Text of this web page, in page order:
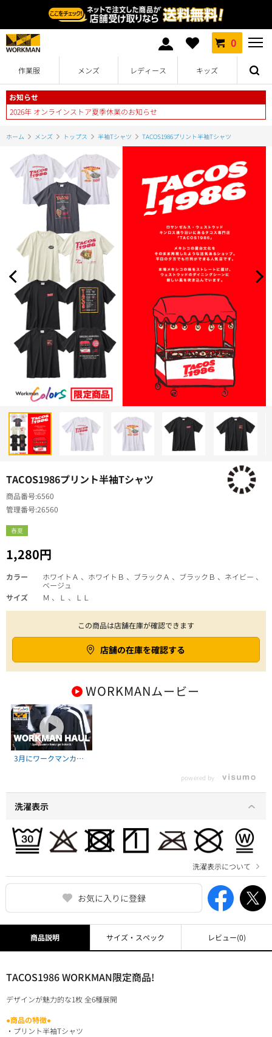
0
作業服 メンズ レディース キッズ
お知らせ
2026年 オンラインストア夏季休業のお知らせ
ホーム メンズ トップス 半袖Tシャツ TACOS1986プリント半袖Tシャツ
TACOS1986プリント半袖Tシャツ
春夏
1,280円
商品番号6560
管理番号26560
お気に入りに登録
カラー
ホワイトＡ 、ホワイトＢ 、ブラックＡ 、ブラックＢ 、ネイビー 、
ベージュ
サイズ
Ｍ 、Ｌ 、ＬＬ
この商品は店舗在庫が確認できます
店舗の在庫を確認する
WORKMANムービー
3月にワークマンカラ
powered by
洗濯表示
洗濯表示について
商品説明
TACOS1986 WORKMAN限定商品!
デザインが魅力的な1枚 全6種展開
●商品の特徴●
・プリント半袖Tシャツ
サイズ・スペック レビュー(0)